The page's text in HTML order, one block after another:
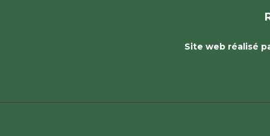
Site web réalisé